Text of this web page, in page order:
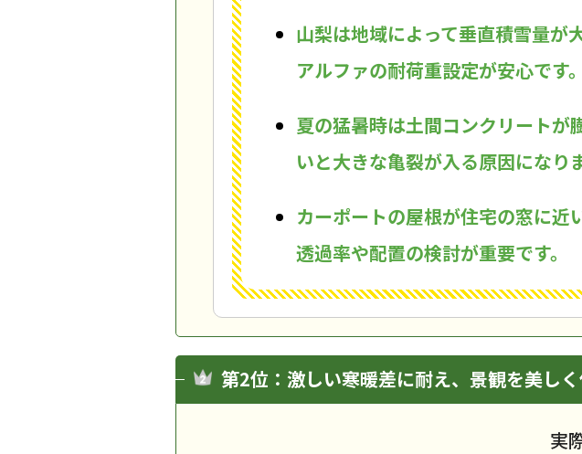
山梨は地域によって垂直積雪量が
アルファの耐荷重設定が安心です。
夏の猛暑時は土間コンクリートが
いと大きな亀裂が入る原因になりま
カーポートの屋根が住宅の窓に
透過率や配置の検討が重要です。
第2位：激しい寒暖差に耐え、景観を美し
実